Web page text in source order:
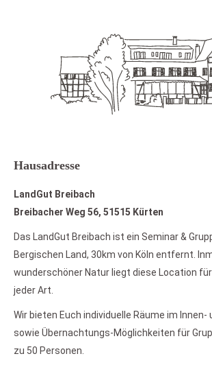
Hausadresse
LandGut Breibach
Breibacher Weg 56, 51515 Kürten
Das LandGut Breibach ist ein Seminar &
Bergischen Land, 30km von Köln entfernt.
wunderschöner Natur liegt diese Location
jeder Art.
Wir bieten Euch individuelle Räume im Innen-
sowie Übernachtungs-Möglichkeiten für
zu 50 Personen.